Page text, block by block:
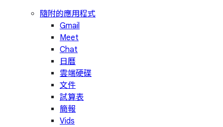
隨附的應用程式
Gmail
Meet
Chat
日曆
雲端硬碟
文件
試算表
簡報
Vids